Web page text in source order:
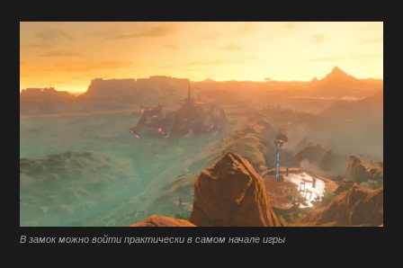
В замок можно войти практически в самом начале игры